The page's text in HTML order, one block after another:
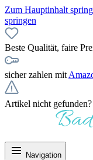
Zum Hauptinhalt
springen
Beste Qualität, faire
sicher zahlen mit
Artikel nicht gefunden?
Navigation